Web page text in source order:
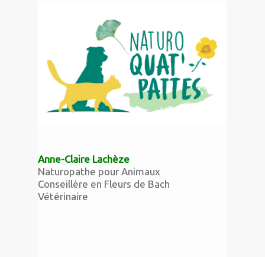
Anne-Claire Lachèze
Naturopathe pour Animaux
Conseillère en Fleurs de Bach
Vétérinaire